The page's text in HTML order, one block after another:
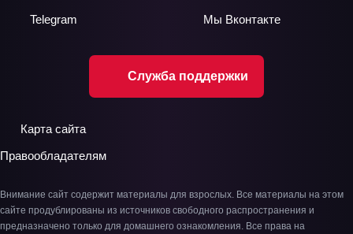
Служба поддержки
Telegram Мы Вконтакте
Карта сайта
Правообладателям
Внимание сайт содержит материалы для взрослых. Все материалы на этом
сайте продублированы из источников свободного распространения и
предназначено только для домашнего ознакомления. Все права на